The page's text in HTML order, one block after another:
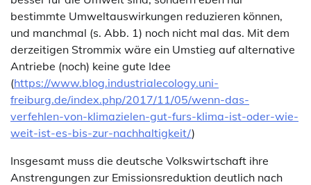
bestimmte Umweltauswirkungen reduzieren können,
und manchmal (s. Abb. 1) noch nicht mal das. Mit dem
derzeitigen Strommix wäre ein Umstieg auf alternative
Antriebe (noch) keine gute Idee
(https://www.blog.industrialecology.uni-
freiburg.de/index.php/2017/11/05/wenn-das-
verfehlen-von-klimazielen-gut-furs-klima-ist-oder-wie-
weit-ist-es-bis-zur-nachhaltigkeit/)
Insgesamt muss die deutsche Volkswirtschaft ihre
Anstrengungen zur Emissionsreduktion deutlich nach